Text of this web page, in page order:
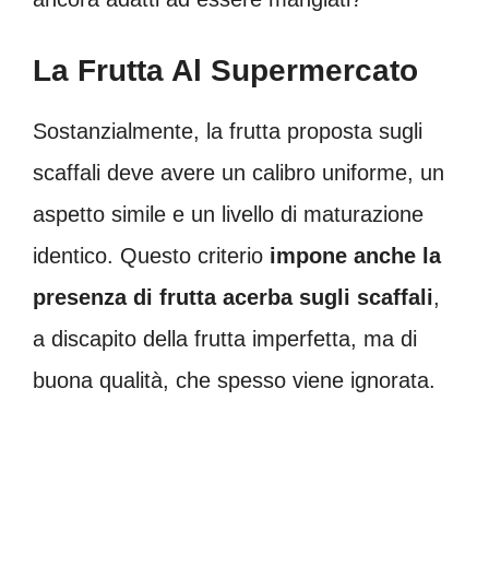
La Frutta Al Supermercato
Sostanzialmente, la frutta proposta sugli
scaffali deve avere un calibro uniforme, un
aspetto simile e un livello di maturazione
identico. Questo criterio impone anche la
presenza di frutta acerba sugli scaffali,
a discapito della frutta imperfetta, ma di
buona qualità, che spesso viene ignorata.